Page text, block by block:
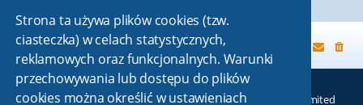
Strona ta używa plików cookies (tzw.
ciasteczka) w celach statystycznych,
reklamowych oraz funkcjonalnych. Warunki
przechowywania lub dostępu do plików
cookies można określić w ustawieniach
Strona główna
Technologię dostarczaphpBB® Forum Software © phpBB Limited